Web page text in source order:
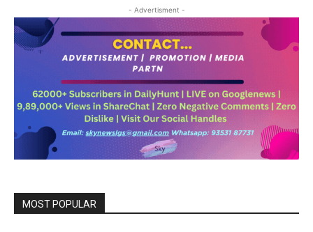
- Advertisment -
MOST POPULAR